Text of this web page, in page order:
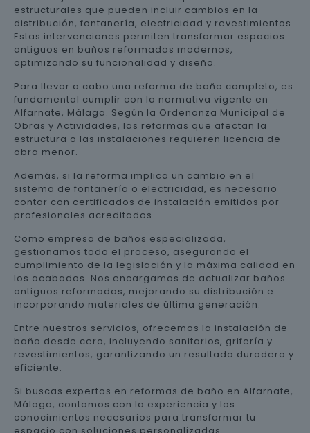
estructurales que pueden incluir cambios en la
distribución, fontanería, electricidad y revestimientos.
Estas intervenciones permiten transformar espacios
antiguos en baños reformados modernos,
optimizando su funcionalidad y diseño.
Para llevar a cabo una reforma de baño completo, es
fundamental cumplir con la normativa vigente en
Alfarnate, Málaga. Según la Ordenanza Municipal de
Obras y Actividades, las reformas que afectan la
estructura o las instalaciones requieren licencia de
obra menor.
Además, si la reforma implica un cambio en el
sistema de fontanería o electricidad, es necesario
contar con certificados de instalación emitidos por
profesionales acreditados.
Como empresa de baños especializada,
gestionamos todo el proceso, asegurando el
cumplimiento de la legislación y la máxima calidad en
los acabados. Nos encargamos de actualizar baños
antiguos reformados, mejorando su distribución e
incorporando materiales de última generación.
Entre nuestros servicios, ofrecemos la instalación de
baño desde cero, incluyendo sanitarios, grifería y
revestimientos, garantizando un resultado duradero y
eficiente.
Si buscas expertos en reformas de baño en Alfarnate,
Málaga, contamos con la experiencia y los
conocimientos necesarios para transformar tu